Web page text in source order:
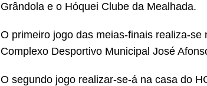
Grândola e o Hóquei Clube da Mealhada.
O primeiro jogo das meias-finais realiza-
Complexo Desportivo Municipal José
O segundo jogo realizar-se-á na casa do